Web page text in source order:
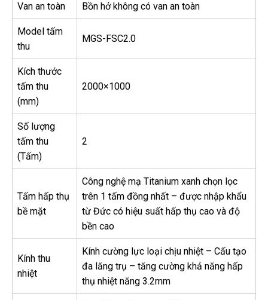
Van an toàn Bồn hở không có van an toàn
Model tấm
thu
MGS-FSC2.0
Kích thước
tấm thu
(mm)
2000×1000
Số lượng
tấm thu
(Tấm)
2
Tấm hấp thụ
bề mặt
Công nghệ mạ Titanium xanh chọn lọc
trên 1 tấm đồng nhất – được nhập khẩu
từ Đức có hiệu suất hấp thụ cao và độ
bền cao
Kính thu
nhiệt
Kính cường lực loại chịu nhiệt – Cấu tạo
đa lăng trụ – tăng cường khả năng hấp
thụ nhiệt năng 3.2mm